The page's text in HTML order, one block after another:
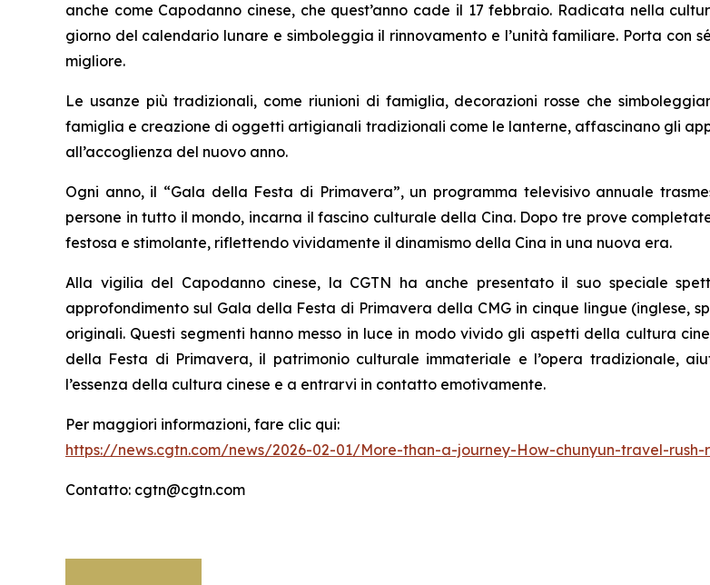
anche come Capodanno cinese, che quest’anno cade il 17 febbraio. Radicata nella
giorno del calendario lunare e simboleggia il rinnovamento e l’unità familiare. Porta con
migliore.
Le usanze più tradizionali, come riunioni di famiglia, decorazioni rosse che
famiglia e creazione di oggetti artigianali tradizionali come le lanterne, affascinano gli
all’accoglienza del nuovo anno.
Ogni anno, il “Gala della Festa di Primavera”, un programma televisivo annuale
persone in tutto il mondo, incarna il fascino culturale della Cina. Dopo tre prove
festosa e stimolante, riflettendo vividamente il dinamismo della Cina in una nuova era.
Alla vigilia del Capodanno cinese, la CGTN ha anche presentato il suo speciale
approfondimento sul Gala della Festa di Primavera della CMG in cinque lingue (inglese,
originali. Questi segmenti hanno messo in luce in modo vivido gli aspetti della cultura
della Festa di Primavera, il patrimonio culturale immateriale e l’opera tradizionale,
l’essenza della cultura cinese e a entrarvi in contatto emotivamente.
Per maggiori informazioni, fare clic qui:
https://news.cgtn.com/news/2026-02-01/More-than-a-journey-How-chunyun-travel-
Contatto: cgtn@cgtn.com